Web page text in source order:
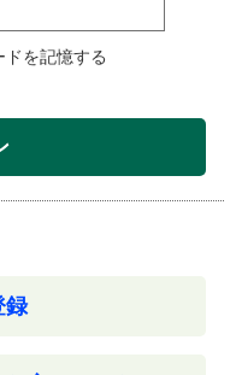
ドを記憶する
録